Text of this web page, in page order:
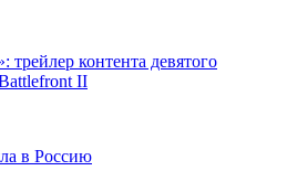
трейлер контента девятого
II
в Россию